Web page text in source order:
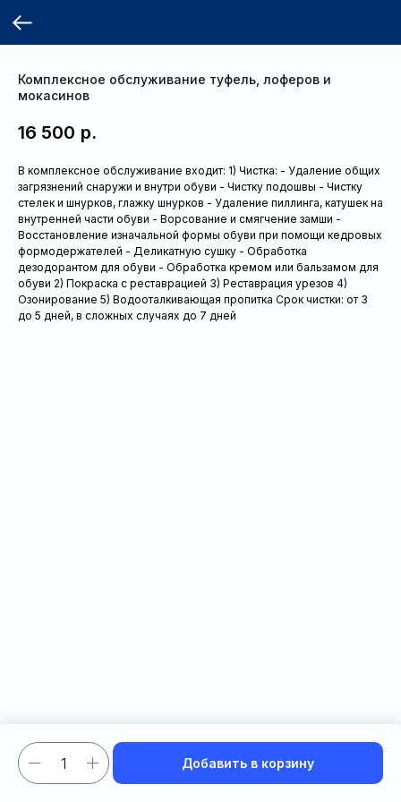
Комплексное обслуживание туфель, лоферов и
мокасинов
16 500 р.
Добавить в корзину
В комплексное обслуживание входит: 1) Чистка: - Удаление общих
загрязнений снаружи и внутри обуви - Чистку подошвы - Чистку
стелек и шнурков, глажку шнурков - Удаление пиллинга, катушек на
внутренней части обуви - Ворсование и смягчение замши -
Восстановление изначальной формы обуви при помощи кедровых
формодержателей - Деликатную сушку - Обработка
дезодорантом для обуви - Обработка кремом или бальзамом для
обуви 2) Покраска с реставрацией 3) Реставрация урезов 4)
Озонирование 5) Водооталкивающая пропитка Срок чистки: от 3
до 5 дней, в сложных случаях до 7 дней